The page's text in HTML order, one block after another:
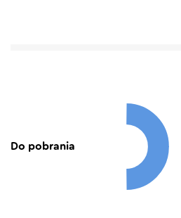
Do pobrania